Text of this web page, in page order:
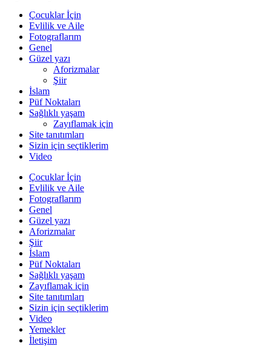
Çocuklar İçin
Evlilik ve Aile
Fotograflarım
Genel
Güzel yazı
Aforizmalar
Şiir
İslam
Püf Noktaları
Sağlıklı yaşam
Zayıflamak için
Site tanıtımları
Sizin için seçtiklerim
Video
Çocuklar İçin
Evlilik ve Aile
Fotograflarım
Genel
Güzel yazı
Aforizmalar
Şiir
İslam
Püf Noktaları
Sağlıklı yaşam
Zayıflamak için
Site tanıtımları
Sizin için seçtiklerim
Video
Yemekler
İletişim